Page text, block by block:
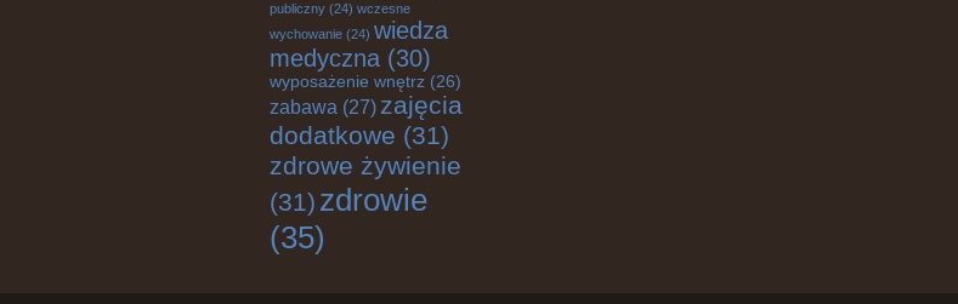
publiczny (24) wczesne
wychowanie (24) wiedza
medyczna (30)
wyposażenie wnętrz (26)
zabawa (27)zajęcia
dodatkowe (31)
zdrowe żywienie
(31) zdrowie
(35)